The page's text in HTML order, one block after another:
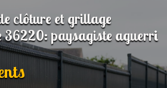
clôture et grillage
paysagiste aguerri